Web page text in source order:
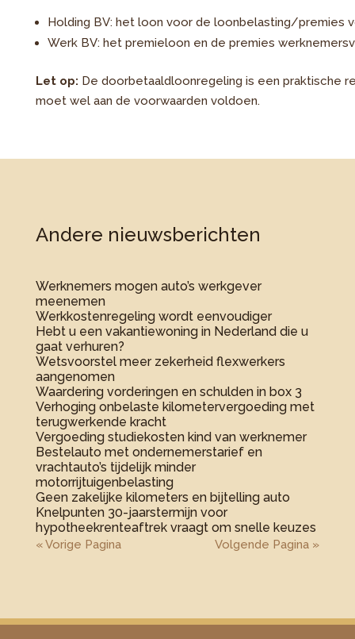
Holding BV: het loon voor de loonbelasting/premies
Werk BV: het premieloon en de premies
Let op: De doorbetaaldloonregeling is een praktische
moet wel aan de voorwaarden voldoen.
Andere nieuwsberichten
Werknemers mogen auto’s werkgever
meenemen
Werkkostenregeling wordt eenvoudiger
Hebt u een vakantiewoning in Nederland die u
gaat verhuren?
Wetsvoorstel meer zekerheid flexwerkers
aangenomen
Waardering vorderingen en schulden in box 3
Verhoging onbelaste kilometervergoeding met
terugwerkende kracht
Vergoeding studiekosten kind van werknemer
Bestelauto met ondernemerstarief en
vrachtauto’s tijdelijk minder
motorrijtuigenbelasting
Geen zakelijke kilometers en bijtelling auto
Knelpunten 30-jaarstermijn voor
hypotheekrenteaftrek vraagt om snelle keuzes
« Vorige Pagina Volgende Pagina »